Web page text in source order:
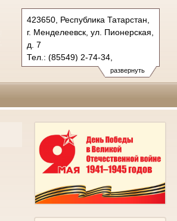
развернуть
423650, Республика Татарстан,
г. Менделеевск, ул. Пионерская,
д. 7
Тел.: (85549) 2-74-34,
(85549) 2-53-44 (ф.)
mendeleevsky.tat@sudrf.ru